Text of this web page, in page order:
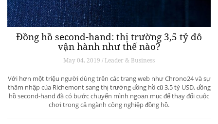
Đồng hồ second-hand: thị trường 3,5 tỷ đô
vận hành như thế nào?
May 04, 2019 / Leader & Business
Với hơn một triệu người dùng trên các trang web như Chrono24 và sự
thâm nhập của Richemont sang thị trường đồng hồ cũ 3,5 tỷ USD, đồng
hồ second-hand đã có bước chuyển mình ngoạn mục để thay đổi cuộc
chơi trong cả ngành công nghiệp đồng hồ.